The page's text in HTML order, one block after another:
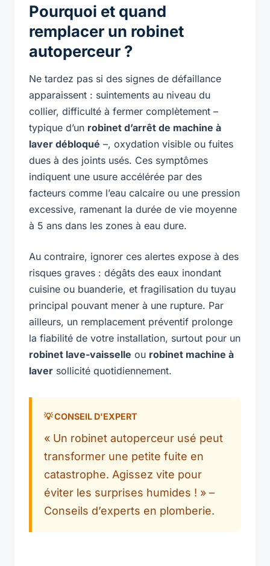
Pourquoi et quand
remplacer un robinet
autoperceur ?
Ne tardez pas si des signes de défaillance
apparaissent : suintements au niveau du
collier, difficulté à fermer complètement –
typique d’un robinet d’arrêt de machine à
laver débloqué –, oxydation visible ou fuites
dues à des joints usés. Ces symptômes
indiquent une usure accélérée par des
facteurs comme l’eau calcaire ou une pression
excessive, ramenant la durée de vie moyenne
à 5 ans dans les zones à eau dure.
Au contraire, ignorer ces alertes expose à des
risques graves : dégâts des eaux inondant
cuisine ou buanderie, et fragilisation du tuyau
principal pouvant mener à une rupture. Par
ailleurs, un remplacement préventif prolonge
la fiabilité de votre installation, surtout pour un
robinet lave-vaisselle ou robinet machine à
laver sollicité quotidiennement.
« Un robinet autoperceur usé peut
transformer une petite fuite en
catastrophe. Agissez vite pour
éviter les surprises humides ! » –
Conseils d’experts en plomberie.